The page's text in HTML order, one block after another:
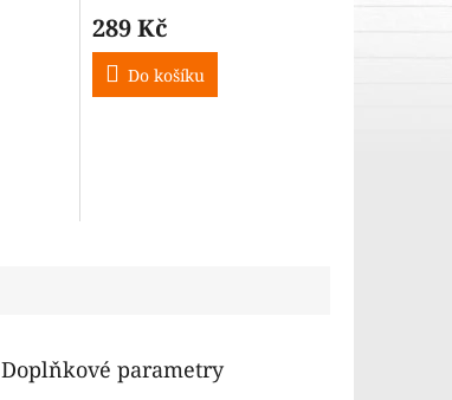
289 Kč
Do košíku
Doplňkové parametry